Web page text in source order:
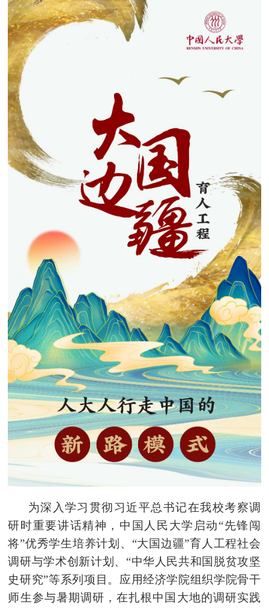
为深入学习贯彻习近平总书记在我校考察调
研时重要讲话精神，中国人民大学启动“先锋闯
将”优秀学生培养计划、“大国边疆”育人工程社会
调研与学术创新计划、“中华人民共和国脱贫攻坚
史研究”等系列项目。应用经济学院组织学院骨干
师生参与暑期调研，在扎根中国大地的调研实践